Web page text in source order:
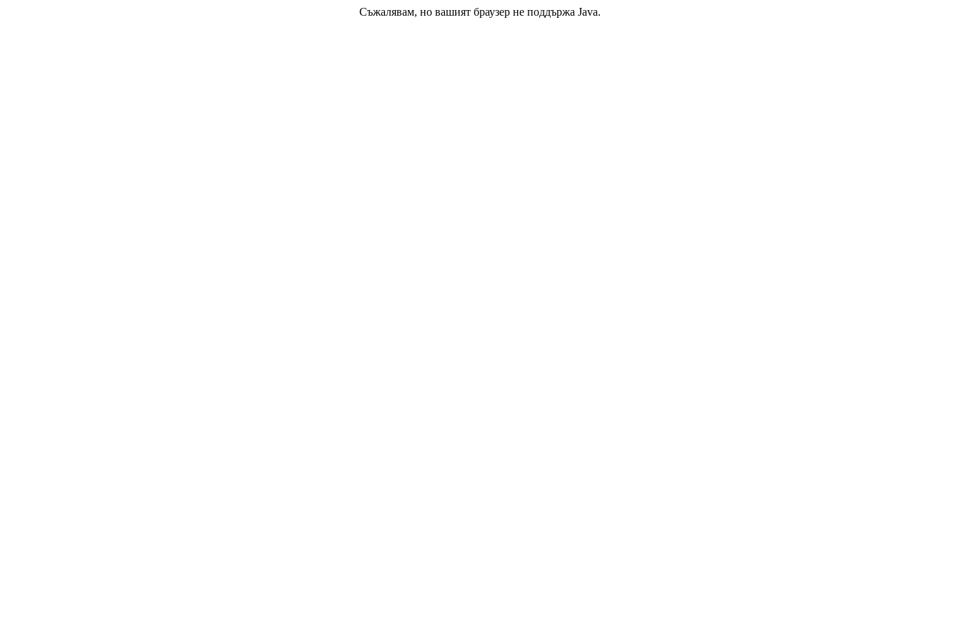
Съжалявам, но вашият браузер не поддържа Java.